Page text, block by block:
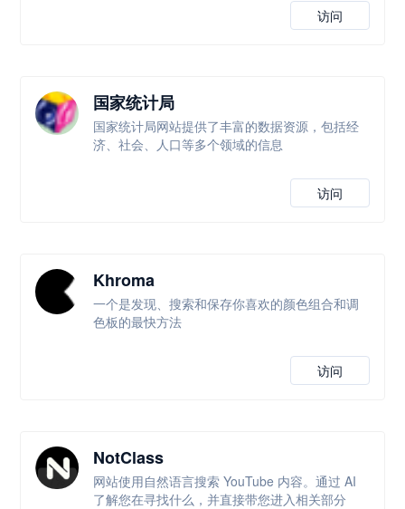
访问
国家统计局
国家统计局网站提供了丰富的数据资源，包括经
济、社会、人口等多个领域的信息
访问
Khroma
一个是发现、搜索和保存你喜欢的颜色组合和调
色板的最快方法
访问
NotClass
网站使用自然语言搜索 YouTube 内容。通过 AI
了解您在寻找什么，并直接带您进入相关部分